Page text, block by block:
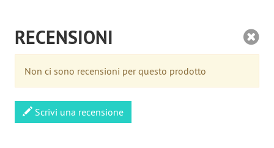
RECENSIONI
Non ci sono recensioni per questo prodotto
Scrivi una recensione